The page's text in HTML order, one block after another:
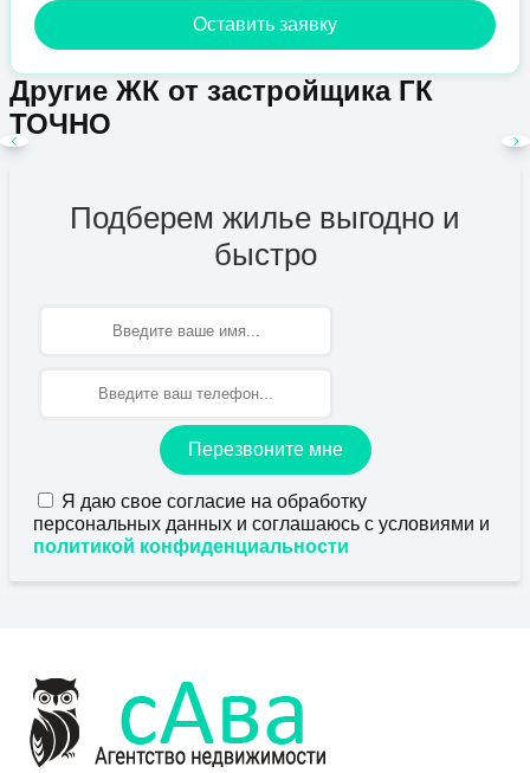
Оставить заявку
Другие ЖК от застройщика ГК
ТОЧНО
Подберем жилье выгодно и
быстро
Перезвоните мне
Я даю свое согласие на обработку
персональных данных и соглашаюсь с условиями и
политикой конфиденциальности